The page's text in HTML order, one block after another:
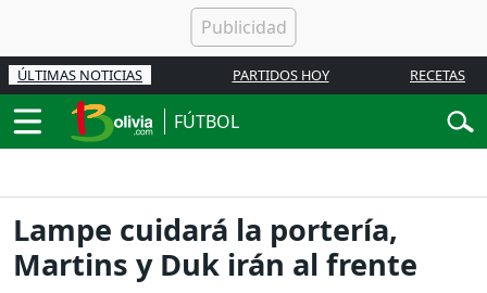
ÚLTIMAS NOTICIAS PARTIDOS HOY RECETAS
FÚTBOL
Lampe cuidará la portería,
Martins y Duk irán al frente